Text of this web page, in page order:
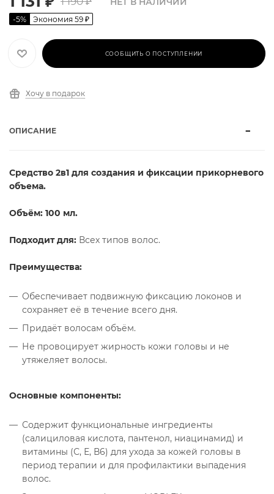
-5% Экономия 59 ₽
СООБЩИТЬ О ПОСТУПЛЕНИИ
Хочу в подарок
ОПИСАНИЕ
Средство 2в1 для создания и фиксации прикорневого
объема.
Объём: 100 мл.
Подходит для: Всех типов волос.
Преимущества:
Обеспечивает подвижную фиксацию локонов и
сохраняет её в течение всего дня.
Придаёт волосам объём.
Не провоцирует жирность кожи головы и не
утяжеляет волосы.
Основные компоненты:
Содержит функциональные ингредиенты
(салициловая кислота, пантенол, ниацинамид) и
витамины (С, Е, В6) для ухода за кожей головы в
период терапии и для профилактики выпадения
волос.